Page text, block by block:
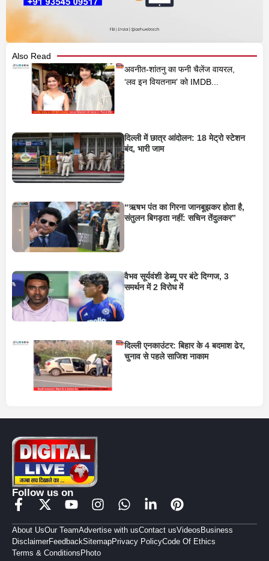
Also Read
अवनीत-शांतनु का फनी चैलेंज वायरल,
‘लव इन वियतनाम’ को IMDB...
दिल्ली में छात्र आंदोलन: 18 मेट्रो स्टेशन
बंद, भारी जाम
“ऋषभ पंत का गिरना जानबूझकर होता है,
संतुलन बिगड़ता नहीं: सचिन तेंदुलकर”
वैभव सूर्यवंशी डेब्यू पर बंटे दिग्गज, 3
समर्थन में 2 विरोध में
दिल्ली एनकाउंटर: बिहार के 4 बदमाश ढेर,
चुनाव से पहले साजिश नाकाम
Follow us on
About UsOur TeamAdvertise with usContact usVideos Business
DisclaimerFeedbackSitemapPrivacy PolicyCode Of Ethics
Terms & Conditions Photo